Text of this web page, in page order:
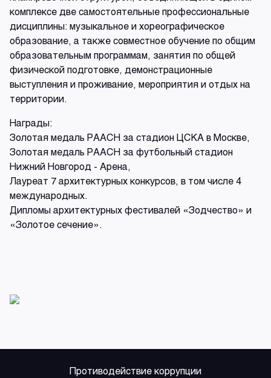
комплексе две самостоятельные профессиональные
дисциплины: музыкальное и хореографическое
образование, а также совместное обучение по общим
образовательным программам, занятия по общей
физической подготовке, демонстрационные
выступления и проживание, мероприятия и отдых на
территории.
Награды:
Золотая медаль РААСН за стадион ЦСКА в Москве,
Золотая медаль РААСН за футбольный стадион
Нижний Новгород - Арена,
Лауреат 7 архитектурных конкурсов, в том числе 4
международных.
Дипломы архитектурных фестивалей «Зодчество» и
«Золотое сечение».
Противодействие коррупции